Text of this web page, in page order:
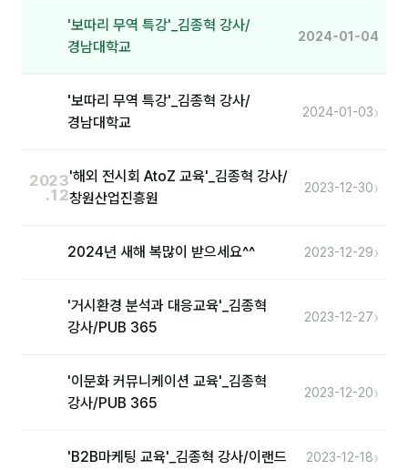
자주 묻는 질문
'보따리 무역 특강'_김종혁 강사/
경남대학교
2024-01-04
'보따리 무역 특강'_김종혁 강사/
경남대학교
2024-01-03›
2023
.12
'해외 전시회 AtoZ 교육'_김종혁 강사/
창원산업진흥원
2023-12-30›
2024년 새해 복많이 받으세요^^ 2023-12-29›
'거시환경 분석과 대응교육'_김종혁
강사/PUB 365
2023-12-27›
'이문화 커뮤니케이션 교육'_김종혁
강사/PUB 365
2023-12-20›
'B2B마케팅 교육'_김종혁 강사/이랜드 2023-12-18›